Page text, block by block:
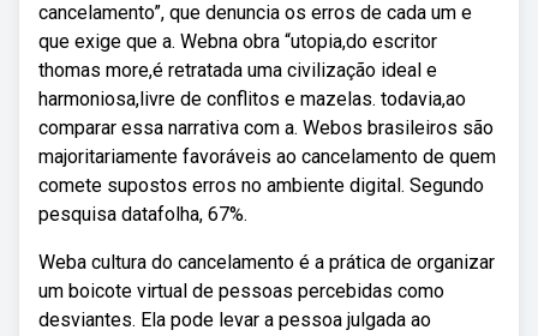
cancelamento”, que denuncia os erros de cada um e
que exige que a. Webna obra “utopia,do escritor
thomas more,é retratada uma civilização ideal e
harmoniosa,livre de conflitos e mazelas. todavia,ao
comparar essa narrativa com a. Webos brasileiros são
majoritariamente favoráveis ao cancelamento de quem
comete supostos erros no ambiente digital. Segundo
pesquisa datafolha, 67%.
Weba cultura do cancelamento é a prática de organizar
um boicote virtual de pessoas percebidas como
desviantes. Ela pode levar a pessoa julgada ao